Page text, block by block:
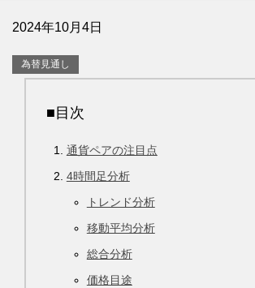
2024年10月4日
為替見通し
■目次
通貨ペアの注目点
4時間足分析
トレンド分析
移動平均分析
総合分析
価格目途